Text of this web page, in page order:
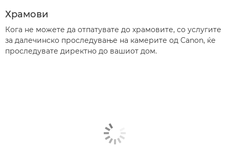
Храмови
Кога не можете да отпатувате до храмовите, со услугите
за далечинско проследување на камерите од Canon, ќе
проследувате директно до вашиот дом.